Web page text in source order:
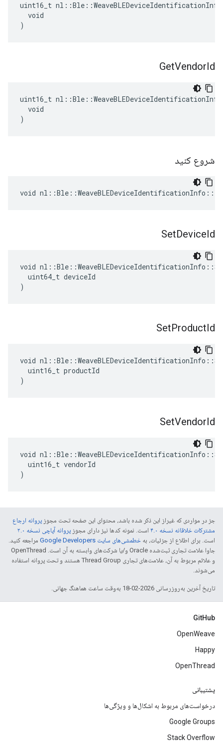
uint16_t
  void
)
GetVendorId
uint16_t
  void
)
شروع کنید
void
SetDeviceId
void
  uint64_t deviceId
)
SetProductId
void
  uint16_t productId
)
SetVendorId
void
  uint16_t vendorId
)
جز در مواردی که غیراز این ذکر شده باشد، محتوای این صفحه تحت مجوز پروانه ارجاع
مشترکات خلاقانه نسخه ۴.۰
است. نمونه کدها نیز دارای مجوز پروانه آپاچی نسخه ۲.۰
است. برای اطلاع از جزئیات، به خطمشی‌های سایت Google Developers‏
مراجعه کنید.
جاوا علامت تجاری ثبت‌شده Oracle و/یا شرکت‌های وابسته به آن است. ‫OpenThread
و علائم مربوط به آن، علامت‌های تجاری Thread Group هستند و تحت پروانه استفاده
می‌شوند.
تاریخ آخرین به‌روزرسانی 2026-02-18 به‌وقت ساعت هماهنگ جهانی.
GitHub
OpenWeave
Happy
OpenThread
پشتیبانی
درخواست‌های مربوط به اشکال‌ها و ویژگی‌ها
Google Groups
Stack Overflow